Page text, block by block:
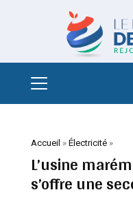
Accueil » Électricité»
L’usine
s’offre une